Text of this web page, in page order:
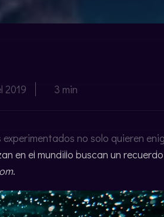
2019 3 min
no solo quieren
en el mundillo buscan un
.